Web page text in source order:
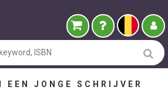
EEN JONGE SCHRIJVER